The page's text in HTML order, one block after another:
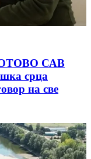
САВ
срца
на све